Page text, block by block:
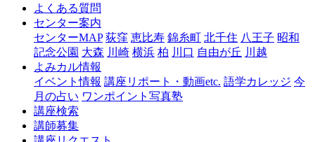
浜
よくある質問
センター案内
センターMAP 荻窪 恵比寿 錦糸町 北千住 八王子 昭和
記念公園 大森 川崎 横浜 柏 川口 自由が丘 川越
よみカル情報
イベント情報 講座リポート・動画etc. 語学カレッジ 今
月の占い ワンポイント写真塾
講座検索
講師募集